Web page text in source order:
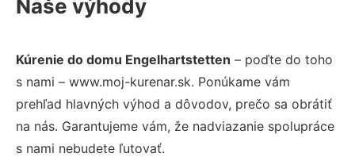
Naše výhody
Kúrenie do domu Engelhartstetten – poďte do toho
s nami – www.moj-kurenar.sk. Ponúkame vám
prehľad hlavných výhod a dôvodov, prečo sa obrátiť
na nás. Garantujeme vám, že nadviazanie spolupráce
s nami nebudete ľutovať.